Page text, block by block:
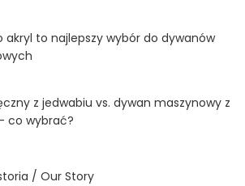
akryl to najlepszy wybór do dywanów
z jedwabiu vs. dywan maszynowy z
co wybrać?
/ Our Story